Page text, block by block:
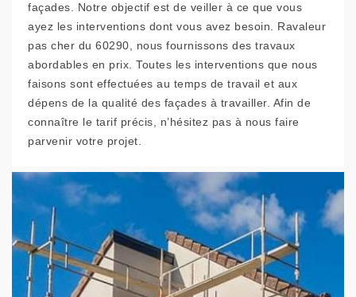
façades. Notre objectif est de veiller à ce que vous
ayez les interventions dont vous avez besoin. Ravaleur
pas cher du 60290, nous fournissons des travaux
abordables en prix. Toutes les interventions que nous
faisons sont effectuées au temps de travail et aux
dépens de la qualité des façades à travailler. Afin de
connaître le tarif précis, n’hésitez pas à nous faire
parvenir votre projet.